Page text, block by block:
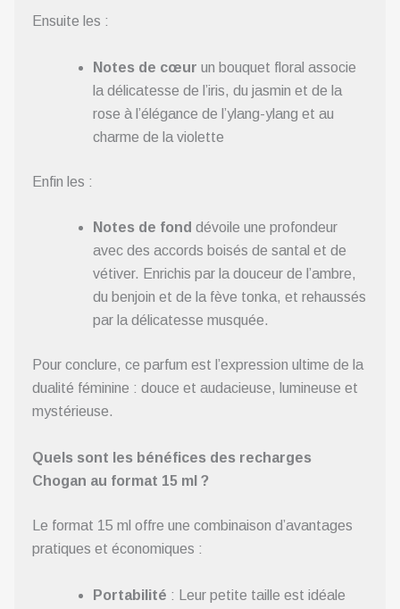
Ensuite les :
Notes de cœur un bouquet floral associe
la délicatesse de l’iris, du jasmin et de la
rose à l’élégance de l’ylang-ylang et au
charme de la violette
Enfin les :
Notes de fond dévoile une profondeur
avec des accords boisés de santal et de
vétiver. Enrichis par la douceur de l’ambre,
du benjoin et de la fève tonka, et rehaussés
par la délicatesse musquée.
Pour conclure, ce parfum est l’expression ultime de la
dualité féminine : douce et audacieuse, lumineuse et
mystérieuse.
Quels sont les bénéfices des recharges
Chogan au format 15 ml ?
Le format 15 ml offre une combinaison d’avantages
pratiques et économiques :
Portabilité : Leur petite taille est idéale